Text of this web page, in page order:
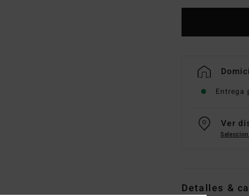
Entrega
Ver
Detalles &